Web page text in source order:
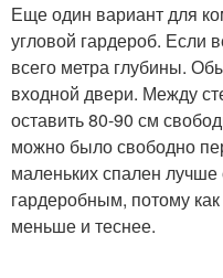
Еще один вариант для
угловой гардероб. Если
всего метра глубины.
входной двери. Между
оставить 80-90 см
можно было свободно
маленьких спален
гардеробным, потому
меньше и теснее.